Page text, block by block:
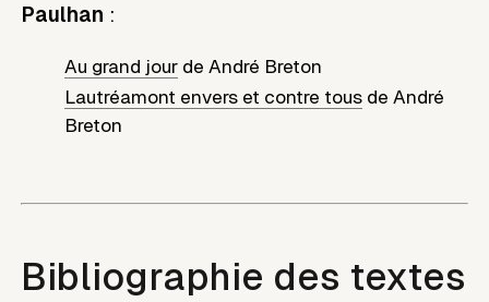
Paulhan :
Au grand jour de André Breton
Lautréamont envers et contre tous de André
Breton
Bibliographie des textes